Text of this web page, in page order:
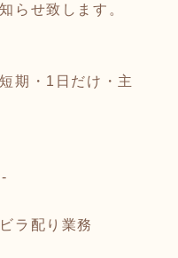
らせ致します。
期・1日だけ・主
ラ配り業務